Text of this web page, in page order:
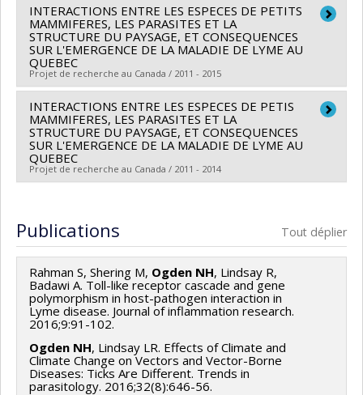
L'Homme,Denis Archambault,Maryse Boucher,
Steve Charette,Martin Chénier,Charles M. Dozois
Caroline Duchaine, Sébastien Faucher, Ismail Fliss
Daniel Grenier, Frédéric Guay ,Lucie MT Lamontagne
,François Malouin,Mircea Alexandru Mateescu,Xin
Zhao
Chercheur principal : Patrick Leighton
Co-chercheurs : Nicholas Ogden
Sources de financement :MSSS/Ministère de la Santé
et des Services sociaux
Programmes de subvention :
INTERACTIONS ENTRE LES ESPECES DE PETITS
MAMMIFERES, LES PARASITES ET LA
STRUCTURE DU PAYSAGE, ET CONSEQUENCES
SUR L'EMERGENCE DE LA MALADIE DE LYME AU
QUEBEC
Projet de recherche au Canada / 2011 - 2015
Chercheur principal : Virginie Millien
Co-chercheurs : Nicholas Ogden
Sources de financement :FRQNT/Fonds de recherche
du Québec - Nature et technologies (FQRNT)
première année)
INTERACTIONS ENTRE LES ESPECES DE PETIS
MAMMIFERES, LES PARASITES ET LA
STRUCTURE DU PAYSAGE, ET CONSEQUENCES
SUR L'EMERGENCE DE LA MALADIE DE LYME AU
QUEBEC
Projet de recherche au Canada / 2011 - 2014
Co-chercheurs :
Nicholas
Ogden
Sources de financement :
FRQNT/Fonds de recherche
du Québec - Nature et technologies (FQRNT)
Programmes de subvention :PV113724-(PR) Projets
de recherche en équipe (et possibilité d'équipement la
première année)
Publications Tout déplier
Rahman S, Shering M, Ogden NH, Lindsay R,
Badawi A. Toll-like receptor cascade and gene
polymorphism in host-pathogen interaction in
Lyme disease. Journal of inflammation research.
2016;9:91-102.
Ogden NH, Lindsay LR. Effects of Climate and
Climate Change on Vectors and Vector-Borne
Diseases: Ticks Are Different. Trends in
parasitology. 2016;32(8):646-56.